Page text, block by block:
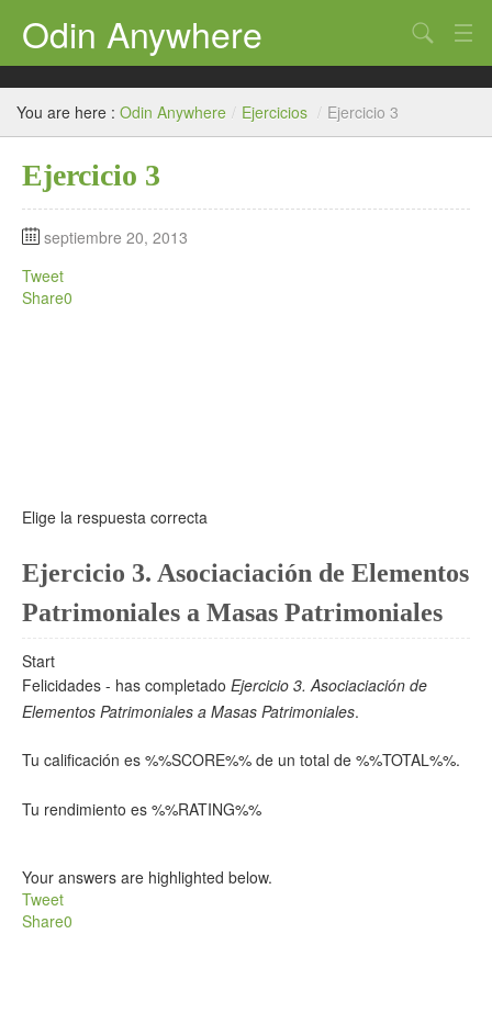
Odin Anywhere
T. Contable
Práctica
Simulador
Plan Contable
Contaone
Search
You are here : Odin Anywhere / Ejercicios / Ejercicio 3
Ejercicio 3
septiembre 20, 2013
Tweet
Share0
Elige la respuesta correcta
Ejercicio 3. Asociaciación de Elementos
Patrimoniales a Masas Patrimoniales
Start
Felicidades - has completado Ejercicio 3. Asociaciación de
Elementos Patrimoniales a Masas Patrimoniales.
Tu calificación es %%SCORE%% de un total de %%TOTAL%%.
Tu rendimiento es %%RATING%%
Your answers are highlighted below.
Tweet
Share0